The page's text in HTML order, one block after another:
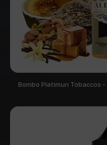
Bombo Platimun Tobaccos